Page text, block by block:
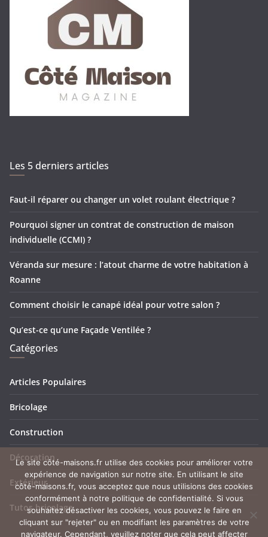
Les 5 derniers articles
Faut-il réparer ou changer un volet roulant électrique ?
Pourquoi signer un contrat de construction de maison
individuelle (CCMI) ?
Véranda sur mesure : l’atout charme de votre habitation à
Roanne
Comment choisir le canapé idéal pour votre salon ?
Qu’est-ce qu’une Façade Ventilée ?
Catégories
Articles Populaires
Bricolage
Construction
Décoration
Extérieur
Tutos bricolage
Le site côté-maisons.fr utilise des cookies pour améliorer votre
expérience de navigation sur notre site. En utilisant le site
côté-maisons.fr, vous acceptez que nous utilisions des cookies
conformément à notre politique de confidentialité. Si vous
souhaitez désactiver les cookies, vous pouvez le faire en
cliquant sur "rejeter" ou en modifiant les paramètres de votre
navigateur. Cependant, veuillez noter que cela peut affecter